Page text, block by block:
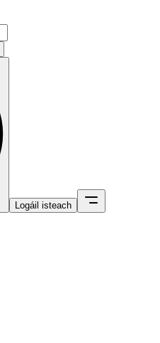
Logáil isteach